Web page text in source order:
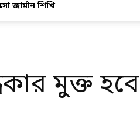
জার্মান শিখি
মুক্ত হবে